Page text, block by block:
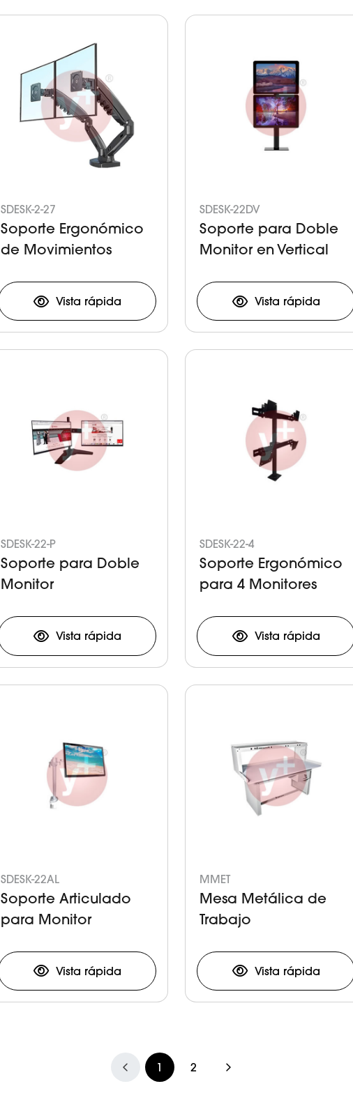
SDESK-2-27
Soporte Ergonómico
de Movimientos
Doble Monitor
Vista rápida
SDESK-22DV
Soporte para Doble
Monitor en Vertical
Vista rápida
SDESK-22-P
Soporte para Doble
Monitor
Vista rápida
SDESK-22-4
Soporte Ergonómico
para 4 Monitores
Vista rápida
SDESK-22AL
Soporte Articulado
para Monitor
Vista rápida
MMET
Mesa Metálica de
Trabajo
Vista rápida
1 2